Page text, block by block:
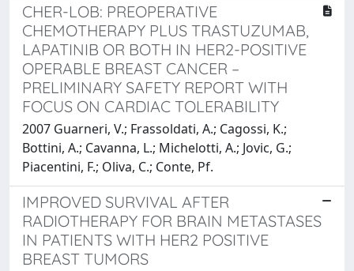
CHER-LOB: PREOPERATIVE
CHEMOTHERAPY PLUS TRASTUZUMAB,
LAPATINIB OR BOTH IN HER2-POSITIVE
OPERABLE BREAST CANCER –
PRELIMINARY SAFETY REPORT WITH
FOCUS ON CARDIAC TOLERABILITY
2007 Guarneri, V.; Frassoldati, A.; Cagossi, K.;
Bottini, A.; Cavanna, L.; Michelotti, A.; Jovic, G.;
Piacentini, F.; Oliva, C.; Conte, Pf.
IMPROVED SURVIVAL AFTER
RADIOTHERAPY FOR BRAIN METASTASES
IN PATIENTS WITH HER2 POSITIVE
BREAST TUMORS